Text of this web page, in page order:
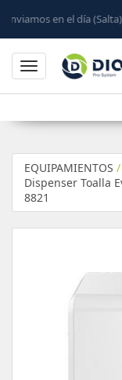
(Salta)
Toggle navigation
EQUIPAMIENTOS /
Dispenser Toalla
8821